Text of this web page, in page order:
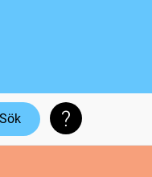
Sök Söktips